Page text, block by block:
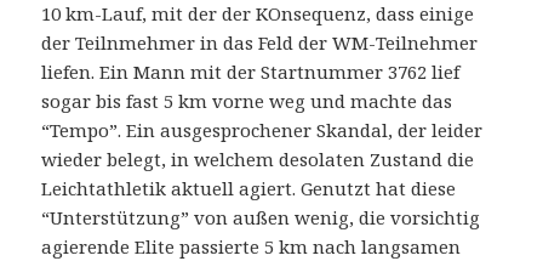
10 km-Lauf, mit der der KOnsequenz, dass einige
der Teilnmehmer in das Feld der WM-Teilnehmer
liefen. Ein Mann mit der Startnummer 3762 lief
sogar bis fast 5 km vorne weg und machte das
“Tempo”. Ein ausgesprochener Skandal, der leider
wieder belegt, in welchem desolaten Zustand die
Leichtathletik aktuell agiert. Genutzt hat diese
“Unterstützung” von außen wenig, die vorsichtig
agierende Elite passierte 5 km nach langsamen